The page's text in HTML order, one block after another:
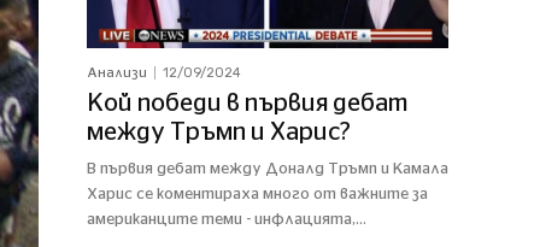
Анализи 12/09/2024
Кой победи в първия дебат
между Тръмп и Харис?
В първия дебат между Доналд Тръмп и Камала
Харис се коментираха много от важните за
американците теми - инфлацията,...